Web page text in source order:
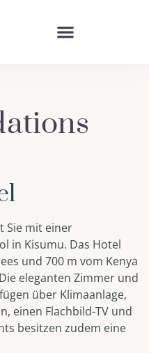
Sie mit einer
in Kisumu. Das Hotel
und 700 m vom Kenya
eleganten Zimmer und
über Klimaanlage,
einen Flachbild-TV und
besitzen zudem eine